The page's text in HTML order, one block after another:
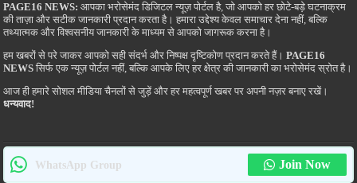
PAGE16 NEWS: आपका भरोसेमंद डिजिटल न्यूज़ पोर्टल है, जो आपको हर छोटे-बड़े घटनाक्रम
की ताज़ा और सटीक जानकारी प्रदान करता है। हमारा उद्देश्य केवल समाचार देना नहीं, बल्कि
तथ्यात्मक और विश्वसनीय जानकारी के माध्यम से आपको जागरूक करना है।
हम खबरों से परे जाकर आपको सही संदर्भ और निष्पक्ष दृष्टिकोण प्रदान करते हैं।PAGE16
NEWS सिर्फ एक न्यूज़ पोर्टल नहीं, बल्कि आपके लिए हर क्षेत्र की जानकारी का भरोसेमंद स्रोत है।
आज ही हमारे सोशल मीडिया चैनलों से जुड़ें और हर महत्वपूर्ण खबर पर अपनी नज़र बनाए रखें।
धन्यवाद!
WhatsApp Group Join Now